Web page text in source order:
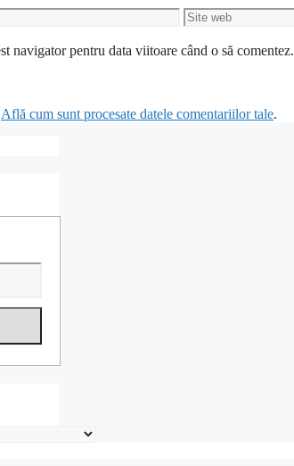
Site
web
navigator pentru data viitoare când o să comentez.
Află cum sunt procesate datele comentariilor tale.